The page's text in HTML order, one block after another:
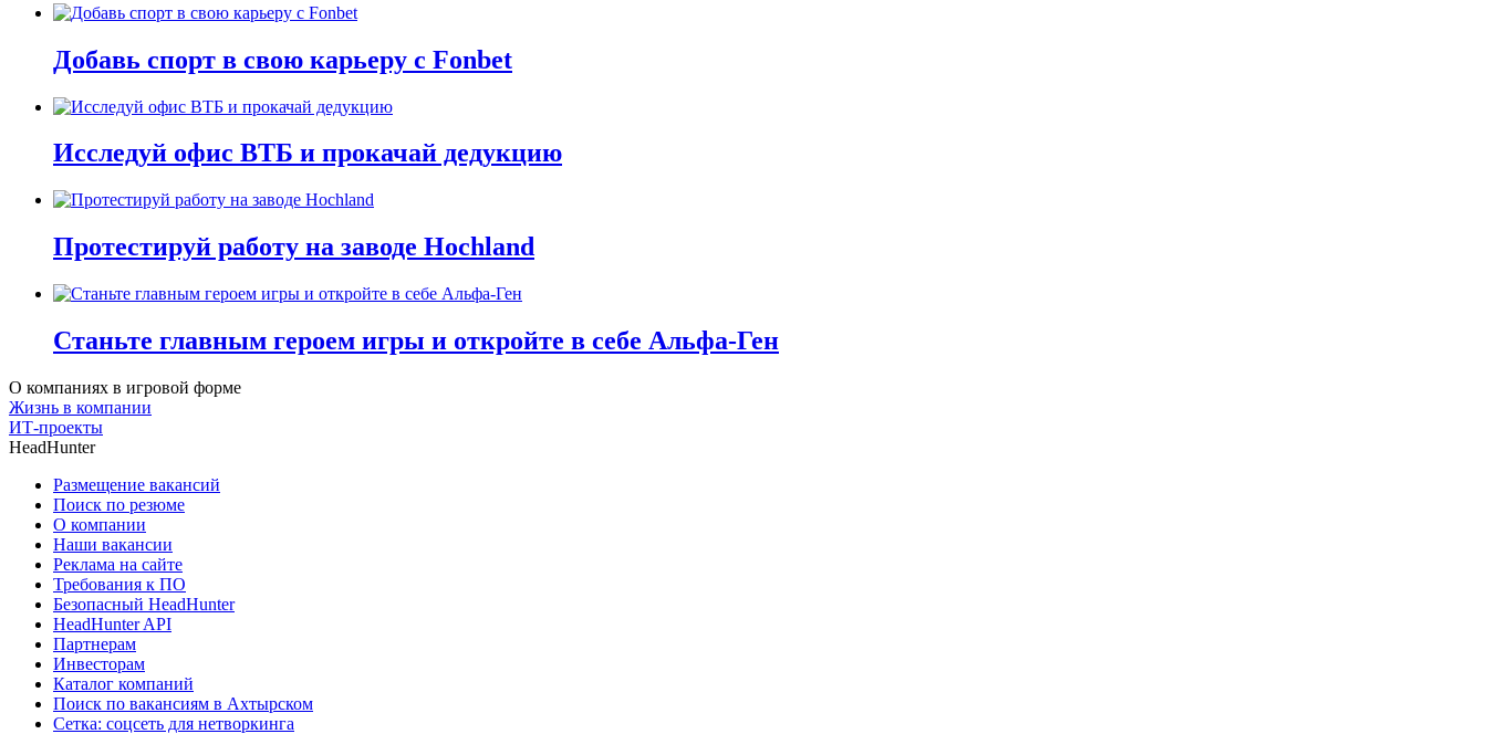
Добавь спорт в свою карьеру с Fonbet
Исследуй офис ВТБ и прокачай дедукцию
Протестируй работу на заводе Hochland
Станьте главным героем игры и откройте в себе Альфа-Ген
О компаниях в игровой форме
Жизнь в компании
ИТ-проекты
HeadHunter
Размещение вакансий
Поиск по резюме
О компании
Наши вакансии
Реклама на сайте
Требования к ПО
Безопасный HeadHunter
HeadHunter API
Партнерам
Инвесторам
Каталог компаний
Поиск по вакансиям в Ахтырском
Сетка: соцсеть для нетворкинга